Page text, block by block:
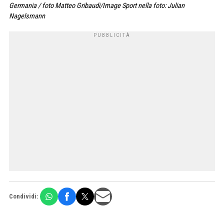
Germania / foto Matteo Gribaudi/Image Sport nella foto: Julian
Nagelsmann
Condividi: